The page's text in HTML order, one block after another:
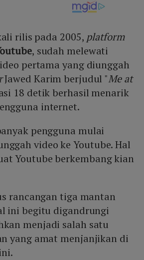
rilis pada 2005, platform
, sudah melewati
pertama yang diunggah
Jawed Karim berjudul "Me at
18 detik berhasil menarik
internet.
pengguna mulai
video ke Youtube. Hal
Youtube berkembang kian
rancangan tiga mantan
ini begitu digandrungi
menjadi salah satu
yang amat menjanjikan di